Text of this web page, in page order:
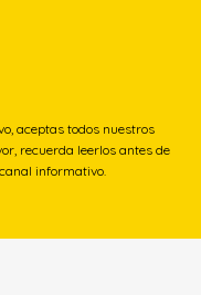
aceptas todos nuestros
recuerda leerlos antes de
informativo.